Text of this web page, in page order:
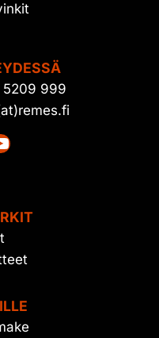
5209 999
YouTube